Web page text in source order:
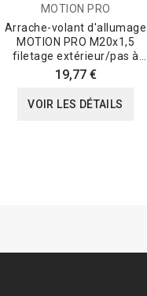
MOTION PRO
Arrache-volant d'allumage
MOTION PRO M20x1,5
filetage extérieur/pas à
droite...
19,77 €
VOIR LES DÉTAILS